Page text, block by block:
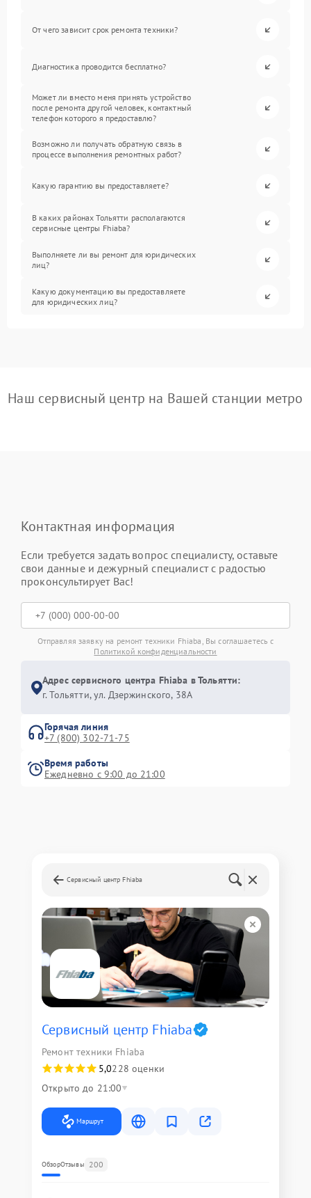
От чего зависит срок ремонта техники?
Диагностика проводится бесплатно?
Может ли вместо меня принять устройство
после ремонта другой человек, контактный
телефон которого я предоставлю?
Возможно ли получать обратную связь в
процессе выполнения ремонтных работ?
Какую гарантию вы предоставляете?
В каких районах Тольятти располагаются
сервисные центры Fhiaba?
Выполняете ли вы ремонт для юридических
лиц?
Какую документацию вы предоставляете
для юридических лиц?
Наш сервисный центр на Вашей станции метро
Контактная информация
Если требуется задать вопрос специалисту, оставьте
свои данные и дежурный специалист с радостью
проконсультирует Вас!
Отправляя заявку на ремонт техники Fhiaba, Вы соглашаетесь с
Политикой конфиденциальности
Адрес сервисного центра Fhiaba в Тольятти:
г. Тольятти, ул. Дзержинского, 38А
Горячая линия
+7 (800) 302-71-75
Время работы
Ежедневно с 9:00 до 21:00
Сервисный центр Fhiaba
Сервисный центр Fhiaba
Ремонт техники Fhiaba
5,0228 оценки
Открыто до 21:00
Маршрут
ОбзорОтзывы 200